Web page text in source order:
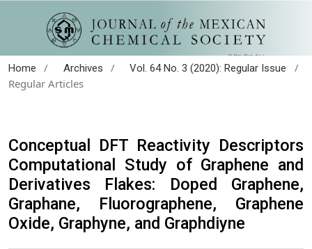
Home / Archives / Vol. 64 No. 3 (2020): Regular Issue
/
Regular Articles
Conceptual DFT Reactivity Descriptors
Computational Study of Graphene and
Derivatives Flakes: Doped Graphene,
Graphane, Fluorographene, Graphene
Oxide, Graphyne, and Graphdiyne